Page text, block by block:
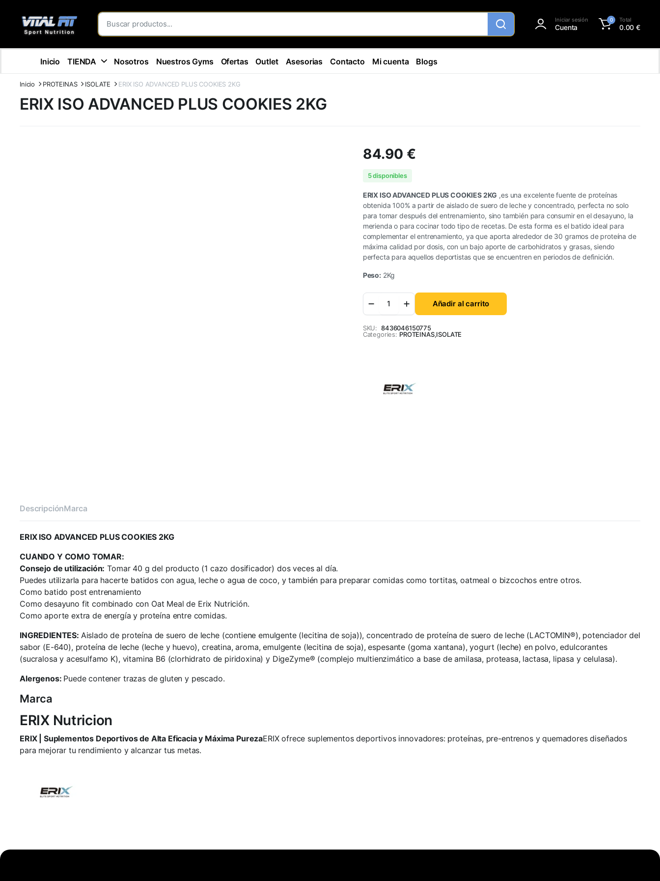
Iniciar sesión
Cuenta
0 Total
0.00€
Inicio TIENDA Nosotros Nuestros Gyms Ofertas Outlet Asesorias Contacto Mi cuenta Blogs
Inicio PROTEINAS ISOLATE ERIX ISO ADVANCED PLUS COOKIES 2KG
ERIX ISO ADVANCED PLUS COOKIES 2KG
84.90 €
5 disponibles
ERIX ISO ADVANCED PLUS COOKIES 2KG ,es una excelente fuente de proteínas
obtenida 100% a partir de aislado de suero de leche y concentrado, perfecta no solo
para tomar después del entrenamiento, sino también para consumir en el desayuno, la
merienda o para cocinar todo tipo de recetas. De esta forma es el batido ideal para
complementar el entrenamiento, ya que aporta alrededor de 30 gramos de proteína de
máxima calidad por dosis, con un bajo aporte de carbohidratos y grasas, siendo
perfecta para aquellos deportistas que se encuentren en periodos de definición.
Peso:2Kg
Añadir al carrito
SKU: 8436046150775
Categories: PROTEINAS,ISOLATE
DescripciónMarca
ERIX ISO ADVANCED PLUS COOKIES 2KG
CUANDO Y COMO TOMAR:
Consejo de utilización: Tomar 40 g del producto (1 cazo dosificador) dos veces al día.
Puedes utilizarla para hacerte batidos con agua, leche o agua de coco, y también para preparar comidas como tortitas, oatmeal o bizcochos entre otros.
Como batido post entrenamiento
Como desayuno fit combinado con Oat Meal de Erix Nutrición.
Como aporte extra de energía y proteína entre comidas.
INGREDIENTES: Aislado de proteína de suero de leche (contiene emulgente (lecitina de soja)), concentrado de proteína de suero de leche (LACTOMIN®), potenciador del
sabor (E-640), proteína de leche (leche y huevo), creatina, aroma, emulgente (lecitina de soja), espesante (goma xantana), yogurt (leche) en polvo, edulcorantes
(sucralosa y acesulfamo K), vitamina B6 (clorhidrato de piridoxina) y DigeZyme® (complejo multienzimático a base de amilasa, proteasa, lactasa, lipasa y celulasa).
Alergenos: Puede contener trazas de gluten y pescado.
Marca
ERIX Nutricion
ERIX | Suplementos Deportivos de Alta Eficacia y Máxima PurezaERIX ofrece suplementos deportivos innovadores: proteínas, pre-entrenos y quemadores diseñados
para mejorar tu rendimiento y alcanzar tus metas.